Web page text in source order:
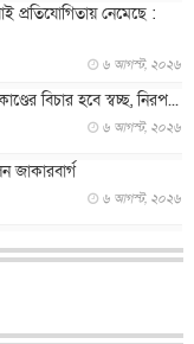
প্রতিযোগিতায় নেমেছে :
৬ আগস্ট, ২০২৬
বিচার হবে স্বচ্ছ, নিরপ...
৬ আগস্ট, ২০২৬
জাকারবার্গ
৬ আগস্ট, ২০২৬
বিমান মুখোমুখি, তদন্...